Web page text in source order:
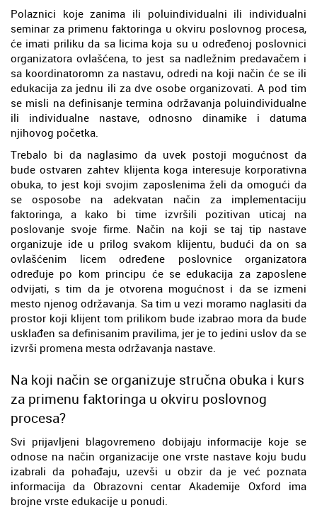
Polaznici koje zanima ili poluindividualni ili individualni
seminar za primenu faktoringa u okviru poslovnog procesa,
će imati priliku da sa licima koja su u određenoj poslovnici
organizatora ovlašćena, to jest sa nadležnim predavačem i
sa koordinatoromn za nastavu, odredi na koji način će se ili
edukacija za jednu ili za dve osobe organizovati. A pod tim
se misli na definisanje termina održavanja poluindividualne
ili individualne nastave, odnosno dinamike i datuma
njihovog početka.
Trebalo bi da naglasimo da uvek postoji mogućnost da
bude ostvaren zahtev klijenta koga interesuje korporativna
obuka, to jest koji svojim zaposlenima želi da omogući da
se osposobe na adekvatan način za implementaciju
faktoringa, a kako bi time izvršili pozitivan uticaj na
poslovanje svoje firme. Način na koji se taj tip nastave
organizuje ide u prilog svakom klijentu, budući da on sa
ovlašćenim licem određene poslovnice organizatora
određuje po kom principu će se edukacija za zaposlene
odvijati, s tim da je otvorena mogućnost i da se izmeni
mesto njenog održavanja. Sa tim u vezi moramo naglasiti da
prostor koji klijent tom prilikom bude izabrao mora da bude
usklađen sa definisanim pravilima, jer je to jedini uslov da se
izvrši promena mesta održavanja nastave.
Na koji način se organizuje stručna obuka i kurs
za primenu faktoringa u okviru poslovnog
procesa?
Svi prijavljeni blagovremeno dobijaju informacije koje se
odnose na način organizacije one vrste nastave koju budu
izabrali da pohađaju, uzevši u obzir da je već poznata
informacija da Obrazovni centar Akademije Oxford ima
brojne vrste edukacije u ponudi.